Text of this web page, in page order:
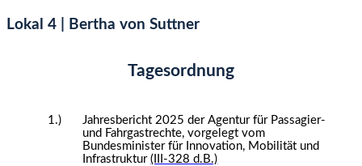
Lokal 4 | Bertha von Suttner
Tagesordnung
1.)
Jahresbericht 2025 der Agentur für Passagier-
und Fahrgastrechte, vorgelegt vom
Bundesminister für Innovation, Mobilität und
Infrastruktur(III-328 d.B.)